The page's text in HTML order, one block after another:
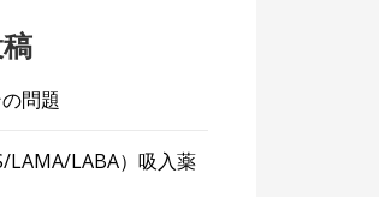
問題
LAMA/LABA）吸入薬